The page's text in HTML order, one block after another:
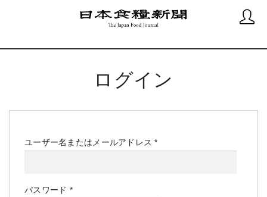
ログイン
ユーザー名またはメールアドレス*必
パスワード *必